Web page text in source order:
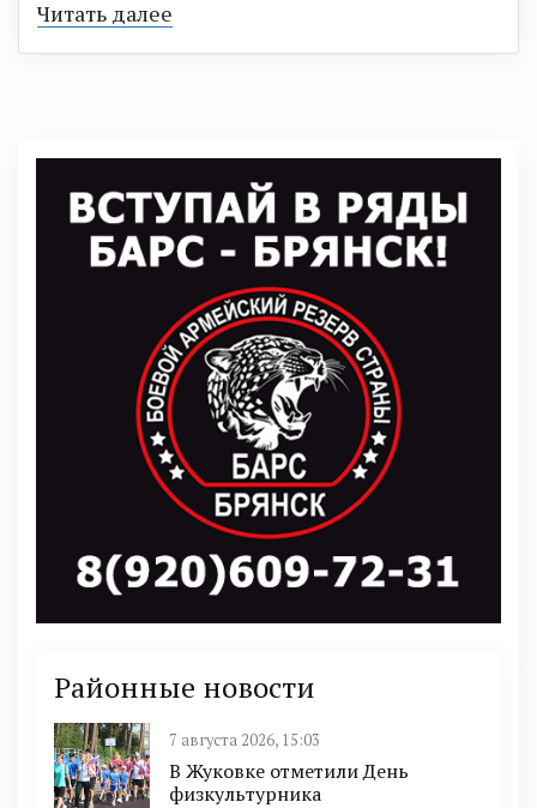
Читать далее
Районные новости
7 августа 2026, 15:03
В Жуковке отметили День
физкультурника